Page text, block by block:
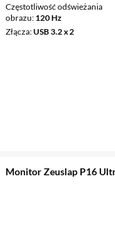
Częstotliwość odświeżania
obrazu 120 Hz
Złącza USB 3.2 x 2
Monitor Zeuslap P16